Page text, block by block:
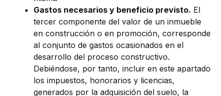
Gastos necesarios y beneficio previsto. El
tercer componente del valor de un inmueble
en construcción o en promoción, corresponde
al conjunto de gastos ocasionados en el
desarrollo del proceso constructivo.
Debiéndose, por tanto, incluir en este apartado
los impuestos, honorarios y licencias,
generados por la adquisición del suelo, la